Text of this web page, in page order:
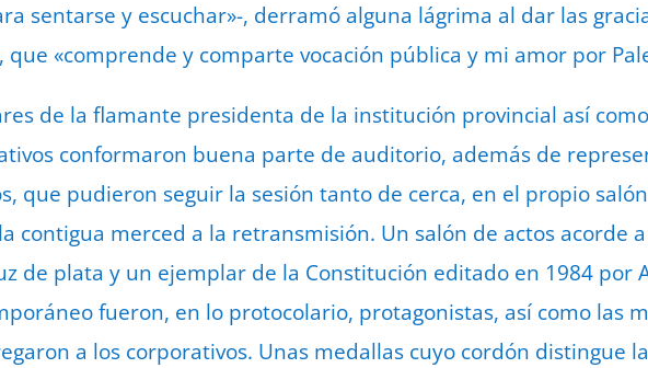
sentarse y escuchar»-, derramó alguna lágrima al dar las
que «comprende y comparte vocación pública y mi amor por
de la flamante presidenta de la institución provincial así
conformaron buena parte de auditorio, además de
que pudieron seguir la sesión tanto de cerca, en el propio
contigua merced a la retransmisión. Un salón de actos acorde
de plata y un ejemplar de la Constitución editado en 1984 por
fueron, en lo protocolario, protagonistas, así como las
a los corporativos. Unas medallas cuyo cordón distingue